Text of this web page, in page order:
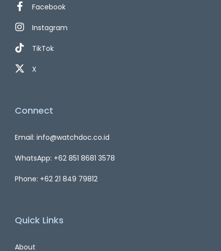
Facebook
Instagram
TikTok
X
Connect
Email: info@watchdoc.co.id
WhatsApp: +62 851 8681 3578
Phone: +62 21 849 79812
Quick Links
About